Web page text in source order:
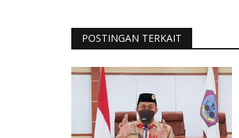
POSTINGAN TERKAIT